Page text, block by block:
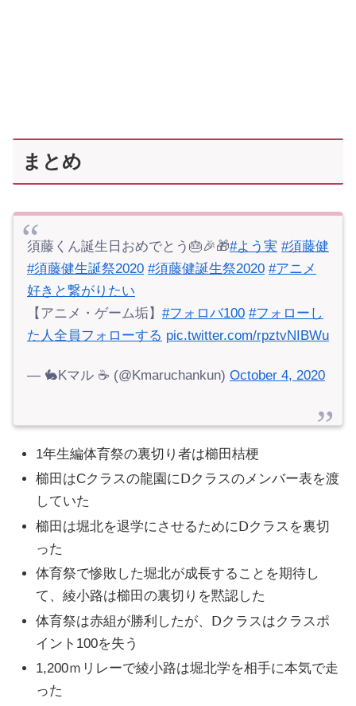
まとめ
須藤くん誕生日おめでとう🎂🎉🎁#よう実 #須藤健
#須藤健生誕祭2020 #須藤健誕生祭2020 #アニメ
好きと繋がりたい
【アニメ・ゲーム垢】 #フォロバ100 #フォローし
た人全員フォローする pic.twitter.com/rpztvNIBWu
— 🐇Kマル ☕️ (@Kmaruchankun) October 4, 2020
1年生編体育祭の裏切り者は櫛田桔梗
櫛田はCクラスの龍園にⅮクラスのメンバー表を渡
していた
櫛田は堀北を退学にさせるためにⅮクラスを裏切
った
体育祭で惨敗した堀北が成長することを期待し
て、綾小路は櫛田の裏切りを黙認した
体育祭は赤組が勝利したが、Ⅾクラスはクラスポ
イント100を失う
1,200ｍリレーで綾小路は堀北学を相手に本気で走
った